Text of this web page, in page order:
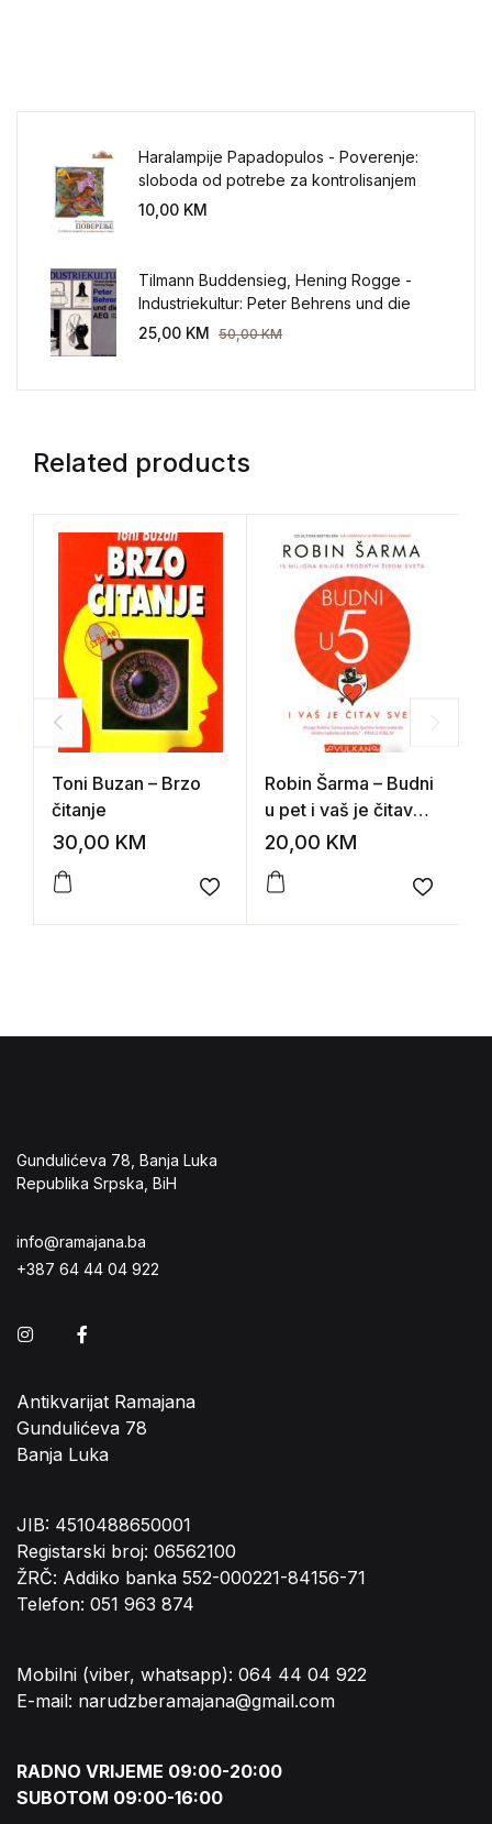
Haralampije Papadopulos - Poverenje:
sloboda od potrebe za kontrolisanjem
sveta
10,00 KM
Tilmann Buddensieg, Hening Rogge -
Industriekultur: Peter Behrens und die
AEG 1907-1914.
25,00 KM 50,00KM
Related products
Toni Buzan – Brzo
čitanje
30,00 KM
Add to wishlist
Robin Šarma – Budni
u pet i vaš je čitav
svet
20,00 KM
Add to
Gundulićeva 78, Banja Luka
Republika Srpska, BiH
info@ramajana.ba
+387 64 44 04 922
Instagram
Antikvarijat Ramajana
Gundulićeva 78
Banja Luka
JIB: 4510488650001
Registarski broj: 06562100
ŽRČ: Addiko banka 552-000221-84156-71
Telefon: 051 963 874
Mobilni (viber, whatsapp): 064 44 04 922
E-mail: narudzberamajana@gmail.com
RADNO VRIJEME 09:00-20:00
SUBOTOM 09:00-16:00